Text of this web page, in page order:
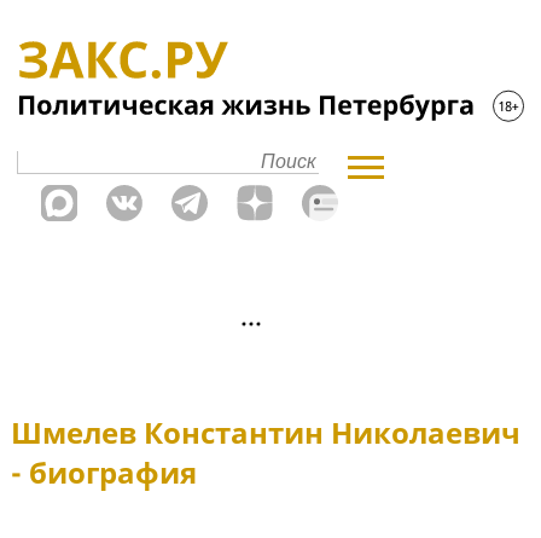
Шмелев Константин Николаевич
- биография